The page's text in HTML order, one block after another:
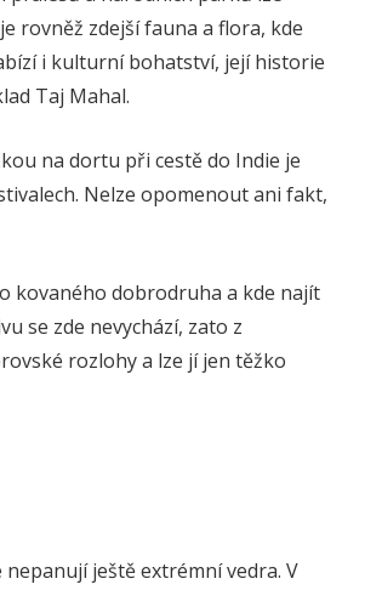
rovněž zdejší fauna a flora, kde
i kulturní bohatství, její historie
Taj Mahal.
na dortu při cestě do Indie je
Nelze opomenout ani fakt,
kovaného dobrodruha a kde najít
se zde nevychází, zato z
rozlohy a lze jí jen těžko
ještě extrémní vedra. V